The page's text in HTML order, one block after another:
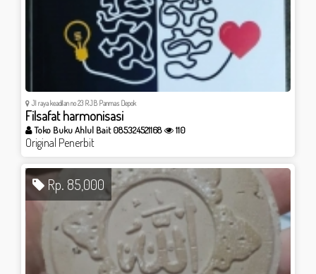
Jl raya keadilan no 23 RJB Panmas Depok
Filsafat harmonisasi
Toko Buku Ahlul Bait 085324521168 110
Original Penerbit
Rp. 85,000